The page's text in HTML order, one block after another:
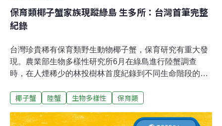
保育類椰子蟹家族現蹤綠島 生多所：台灣首筆完整
紀錄
台灣珍貴稀有保育類野生動物椰子蟹，保育研究有重大發
現。農業部生物多樣性研究所6月在綠島進行陸蟹調查
時，在人煙稀少的林投樹林首度紀錄到不同生命階段的野
得，是台灣首筆椰子蟹家族的完整紀錄，將有助於保育研
蟹（學名：Birgus latro）主要分布在屏東、台東及東部離
椰子蟹 陸蟹 生物多樣性 保育類